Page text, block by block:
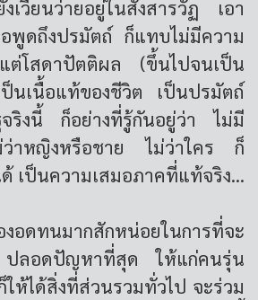
เวียนว่ายอยู่ในสังสารวัฏ เอา
พูดถึงปรมัตถ์ ก็แทบไม่มีความ
ต่โสดาปัตติผล (ขึ้นไปจนเป็น
นเนื้อแท้ของชีวิต เป็นปรมัตถ์
จริงนี้ ก็อย่างที่รู้กันอยู่ว่า ไม่มี
าหญิงหรือชาย ไม่ว่าใคร ก็
เป็นความเสมอภาคที่แท้จริง...
อดทนมากสักหน่อยในการที่จะ
ปลอดปัญหาที่สุด ให้แก่คนรุ่น
ห้ได้สิ่งที่ส่วนรวมทั่วไป จะร่วม